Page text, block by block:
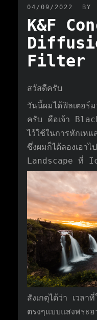
04/09/2022 BY
K&F
Filter
สวัสดีครับ
วันนี้ผมได้ฟิลเตอร์
ครับ คือเจ้า
ไว้ใช้ในการหักเห
ซึ่งผมก็ได้ลองเอา
Landscape ที่
สังเกตุได้ว่า เวลา
ตรงๆแบบแสงพระ